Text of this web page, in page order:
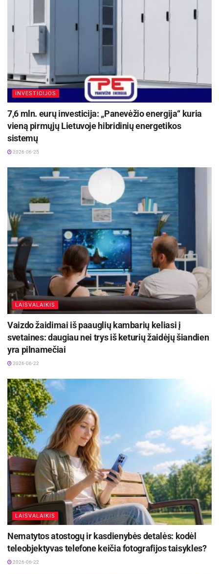
INVESTICIJOS
7,6 mln. eurų investicija: „Panevėžio energija“ kuria
vieną pirmųjų Lietuvoje hibridinių energetikos
sistemų
2026-06-25
LAISVALAIKIS
Vaizdo žaidimai iš paauglių kambarių keliasi į
svetaines: daugiau nei trys iš keturių žaidėjų šiandien
yra pilnamečiai
2026-06-22
LAISVALAIKIS
Nematytos atostogų ir kasdienybės detalės: kodėl
teleobjektyvas telefone keičia fotografijos taisykles?
2026-06-22